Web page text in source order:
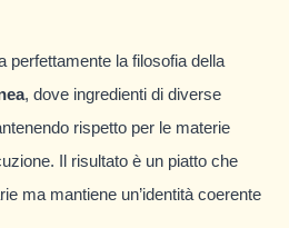
perfettamente la filosofia della
, dove ingredienti di diverse
rispetto per le materie
Il risultato è un piatto che
ma mantiene un’identità coerente